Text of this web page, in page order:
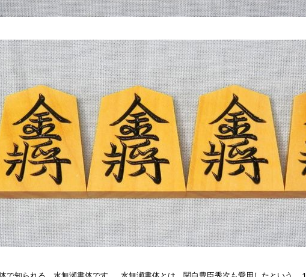
で知られる、水無瀬書体です。 水無瀬書体とは、関白豊臣秀次も愛用したという、